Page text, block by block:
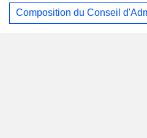
Composition du Conseil